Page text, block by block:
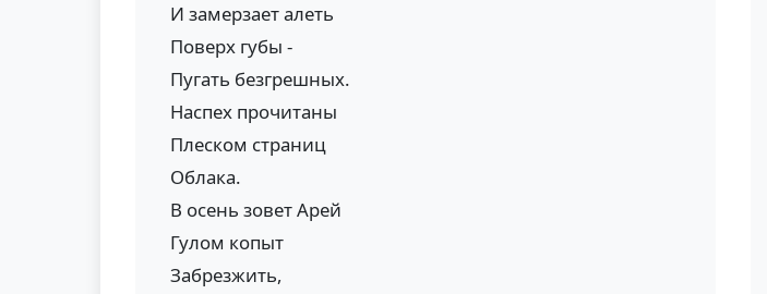
И замерзает алеть
Поверх губы -
Пугать безгрешных.
Наспех прочитаны
Плеском страниц
Облака.
В осень зовет Арей
Гулом копыт
Забрезжить,